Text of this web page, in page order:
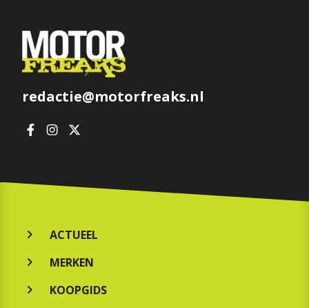
redactie@motorfreaks.nl
ACTUEEL
MERKEN
KOOPGIDS